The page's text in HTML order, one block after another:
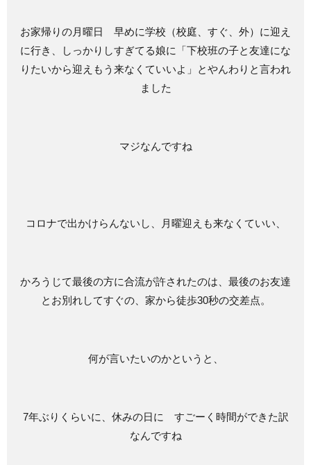
お家帰りの月曜日 早めに学校（校庭、すぐ、外）に迎え
に行き、しっかりしすぎてる娘に「下校班の子と友達にな
りたいから迎えもう来なくていいよ」とやんわりと言われ
ました
マジなんですね
コロナで出かけらんないし、月曜迎えも来なくていい、
かろうじて最後の方に合流が許されたのは、最後のお友達
とお別れしてすぐの、家から徒歩30秒の交差点。
何が言いたいのかというと、
7年ぶりくらいに、休みの日に すごーく時間ができた訳
なんですね